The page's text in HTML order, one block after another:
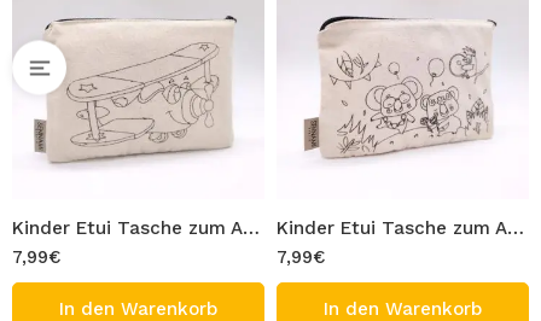
Kinder Etui Tasche zum Ausmalen 100% Baumwolle Gabardine Waschbar Stifttasche Modell Flugzeug Figur 20×13 cm Ausmaltasche zum Bemalen
7,99€
In den Warenkorb
Kinder Etui Tasche zum Ausmalen 100% Baumwolle Gabardine Waschbar Stifttasche Modell tanzende Koalas Figur 20×13 cm Ausmaltasche zum Bemalen
7,99€
In den Warenkorb